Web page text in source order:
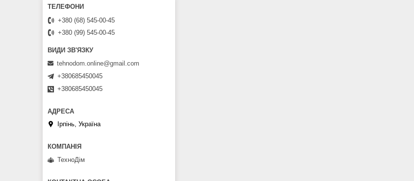
+380 (68) 545-00-45
+380 (99) 545-00-45
tehnodom.online@gmail.com
+380685450045
+380685450045
Ірпінь, Україна
ТехноДім